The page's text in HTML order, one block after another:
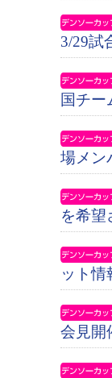
3/29試
国チー
場メン
を希望
ット情
会見開